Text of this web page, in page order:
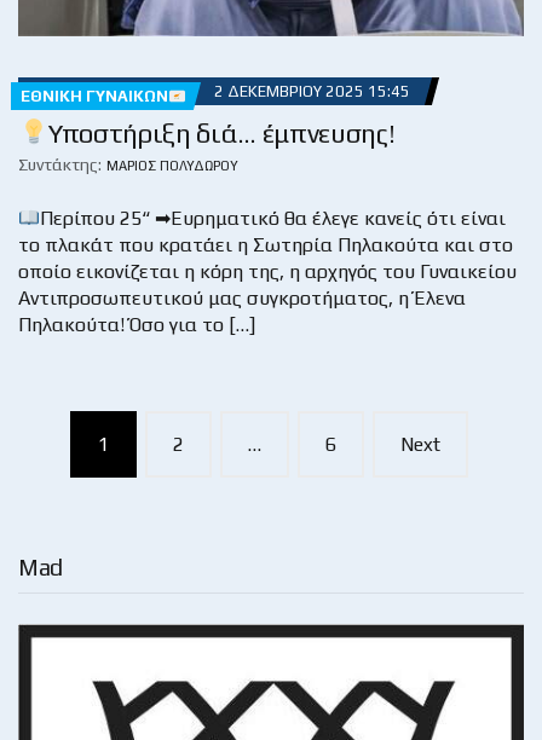
ΕΘΝΙΚΉ ΓΥΝΑΙΚΏΝ 2 ΔΕΚΕΜΒΡΊΟΥ 2025 15:45
Υποστήριξη διά… έμπνευσης!
Συντάκτης: ΜΆΡΙΟΣ ΠΟΛΥΔΏΡΟΥ
Περίπου 25“ ➡Ευρηματικό θα έλεγε κανείς ότι είναι
το πλακάτ που κρατάει η Σωτηρία Πηλακούτα και στο
οποίο εικονίζεται η κόρη της, η αρχηγός του Γυναικείου
Αντιπροσωπευτικού μας συγκροτήματος, η Έλενα
Πηλακούτα! Όσο για το […]
Posts
navigation
1 2 … 6 Next
Mad